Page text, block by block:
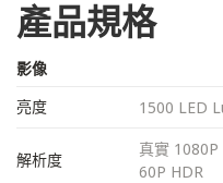
產品規格
影像
亮度
1500 LED
解析度
真實
60P HDR